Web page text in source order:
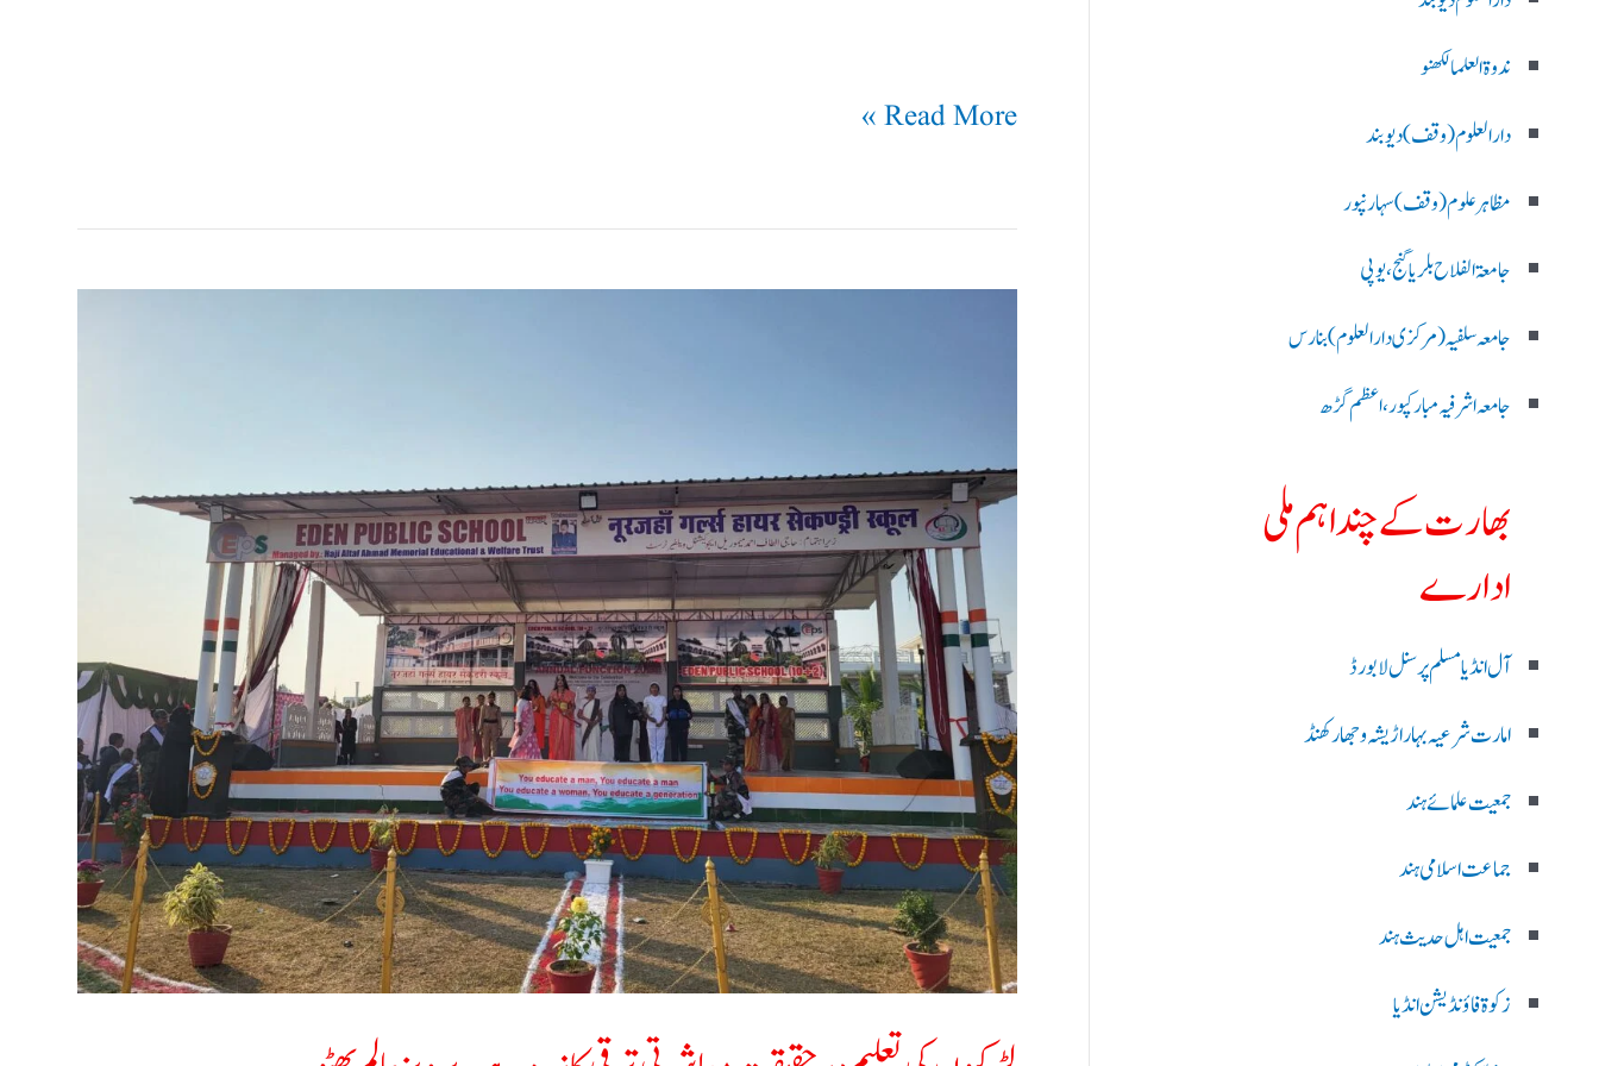
ندوۃالعلما لکھنو
دارالعلوم (وقف)دیوبند
مظاہرعلوم (وقف)سہارنپور
جامعۃ الفلاح بلریاگنج،یوپی
جامعہ سلفیہ(مرکزی دارالعلوم )بنارس
جامعہ اشرفیہ مبارکپور،اعظم گڑھ
بھارت کے چند اہم ملی
ادارے
آل انڈیا مسلم پرسنل لا بورڈ
امارت شرعیہ بہار اڑیشہ و جھارکھنڈ
جمعیت علمائے ہند
جماعت اسلامی ہند
جمعیت اہل حدیث ہند
زکوۃ فاؤنڈیشن انڈیا
Read More »
درحقیقت
معاشرتی
کا
زینہ
ہے۔
پرویز
عالم
بھٹو